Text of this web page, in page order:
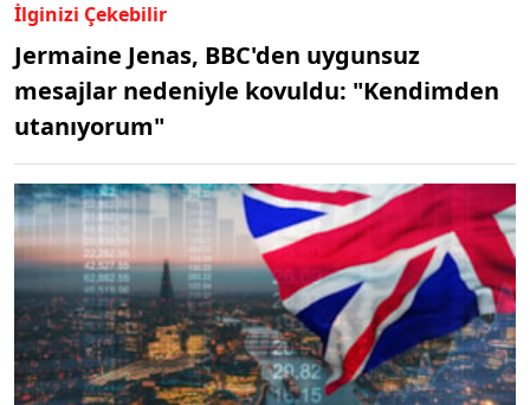
İlginizi Çekebilir
Jermaine Jenas, BBC'den uygunsuz
mesajlar nedeniyle kovuldu: "Kendimden
utanıyorum"